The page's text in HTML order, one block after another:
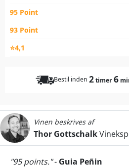
95 Point
93 Point
⭐4,1
Bestil inden 2timer6
Vinen beskrives af
Thor Gottschalk
"95 points."- Guia Peñin